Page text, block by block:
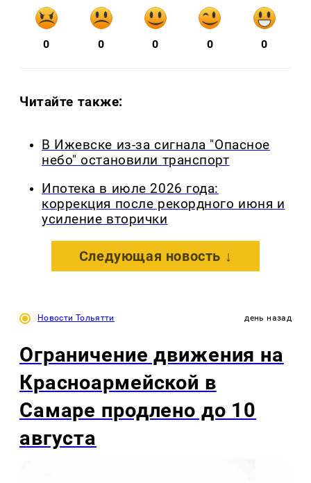
0 0 0 0 0
Читайте также:
В Ижевске из-за сигнала "Опасное
небо" остановили транспорт
Ипотека в июле 2026 года:
коррекция после рекордного июня и
усиление вторички
Следующая новость ↓
Новости Тольятти день назад
Ограничение движения на
Красноармейской в
Самаре продлено до 10
августа